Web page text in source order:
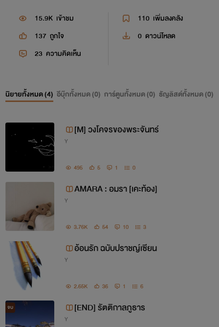
#InfinityFactAboutMe
เริ่มแต่งฟิคตั้งแต่ ม.2 แต่ไม่ได้ลงจริงๆจังๆซักที
ชอบดองมาก ขี้ดองสุดๆไม่ว่าจะเรื่องอะไร
ตามทวงงานดองได้ที่
Twitter : @kheansay
FB : คลังเก็บนิยายy By.แขนซ้าย
XOXO รักคนอ่าน
15.9K เข้าชม 110 เพิ่มลงคลัง
137 ถูกใจ 0 ดาวน์โหลด
23 ความคิดเห็น
นิยายทั้งหมด (4) อีบุ๊กทั้งหมด (0) การ์ตูนทั้งหมด (0) ธัญลิสต์ทั้งหมด (0)
[M] วงโคจรของพระจันทร์
Y
495 5 1 0
AMARA : อมรา [เคะท้อง]
Y
3.76K 54 10 3
อ้อนรัก ฉบับปราชญ์เซียน
Y
2.65K 36 1 6
จบ [END] รัตติกาลภูธาร
Y